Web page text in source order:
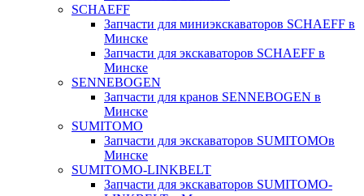
SCHAEFF
Запчасти для миниэкскаваторов SCHAEFF в
Минске
Запчасти для экскаваторов SCHAEFF в
Минске
SENNEBOGEN
Запчасти для кранов SENNEBOGEN в
Минске
SUMITOMO
Запчасти для экскаваторов SUMITOMOв
Минске
SUMITOMO-LINKBELT
Запчасти для экскаваторов SUMITOMO-